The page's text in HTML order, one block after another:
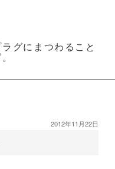
グにまつわること
2012年11月22日